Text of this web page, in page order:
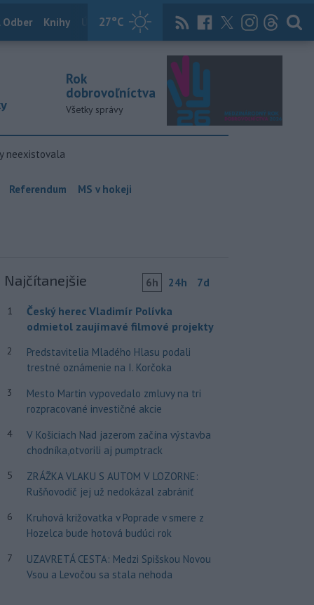
27°C
Odber Knihy Útulkovo Magazín News Now Archív
Rok
dobrovoľníctva
Všetky správy
neexistovala
Referendum MS v hokeji
Najčítanejšie 6h 24h 7d
1
Český herec Vladimír Polívka
odmietol zaujímavé filmové projekty
2
Predstavitelia Mladého Hlasu podali
trestné oznámenie na I. Korčoka
3
Mesto Martin vypovedalo zmluvy na tri
rozpracované investičné akcie
4
V Košiciach Nad jazerom začína výstavba
chodníka,otvorili aj pumptrack
5
ZRÁŽKA VLAKU S AUTOM V LOZORNE:
Rušňovodič jej už nedokázal zabrániť
6
Kruhová križovatka v Poprade v smere z
Hozelca bude hotová budúci rok
7
UZAVRETÁ CESTA: Medzi Spišskou Novou
Vsou a Levočou sa stala nehoda